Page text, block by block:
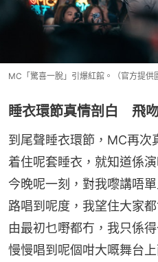
MC「驚喜一脫」引爆紅館。（官方提供
睡衣環節真情剖白 飛
到尾聲睡衣環節，MC再次
着住呢套睡衣，就知道係
今晚呢一刻，對我嚟講唔
路唱到呢度，我望住大家
由最初乜嘢都冇，我只係
慢慢唱到呢個咁大嘅舞台